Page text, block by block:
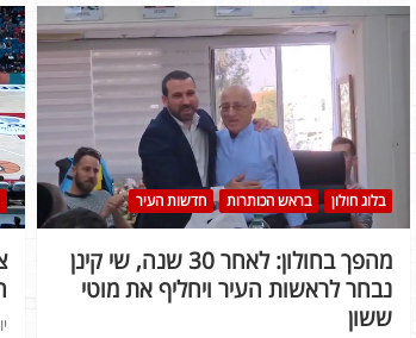
בלוג חולון בראש הכותרות חדשות העיר
מהפך בחולון: לאחר 30 שנה, שי קינן
נבחר לראשות העיר ויחליף את מוטי
ששון